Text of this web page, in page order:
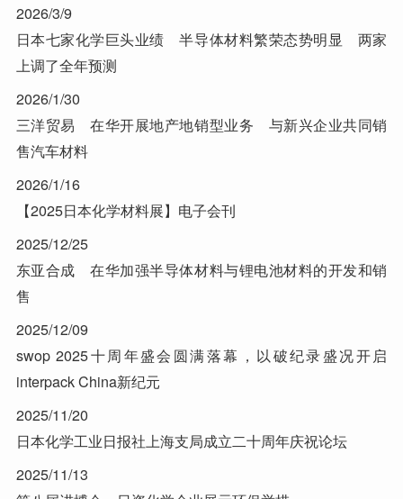
2026/3/9
日本七家化学巨头业绩 半导体材料繁荣态势明显 两家
上调了全年预测
2026/1/30
三洋贸易 在华开展地产地销型业务 与新兴企业共同销
售汽车材料
2026/1/16
【2025日本化学材料展】电子会刊
2025/12/25
东亚合成 在华加强半导体材料与锂电池材料的开发和销
售
2025/12/09
swop 2025十周年盛会圆满落幕，以破纪录盛况开启
interpack China新纪元
2025/11/20
日本化学工业日报社上海支局成立二十周年庆祝论坛
2025/11/13